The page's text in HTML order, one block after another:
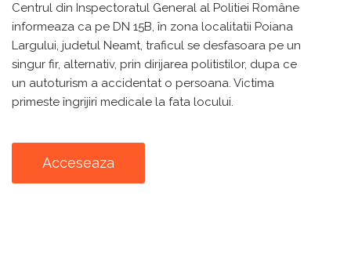
Centrul din Inspectoratul General al Politiei Române
informeaza ca pe DN 15B, în zona localitatii Poiana
Largului, judetul Neamt, traficul se desfasoara pe un
singur fir, alternativ, prin dirijarea politistilor, dupa ce
un autoturism a accidentat o persoana. Victima
primeste îngrijiri medicale la fata locului.
Acceseaza